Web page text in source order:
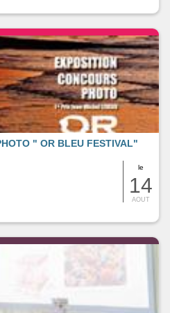
le
14
AOUT
" OR BLEU FESTIVAL"